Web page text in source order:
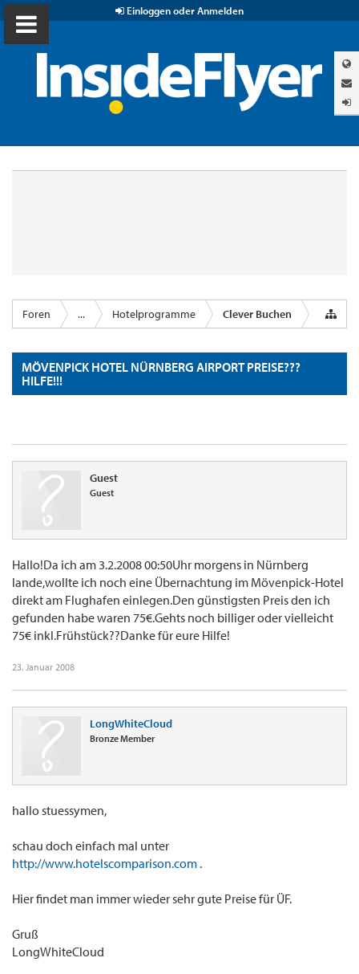
Einloggen oder Anmelden
Foren ... Hotelprogramme Clever Buchen
MÖVENPICK HOTEL NÜRNBERG AIRPORT PREISE???
HILFE!!!
Guest
Guest
Hallo!Da ich am 3.2.2008 00:50Uhr morgens in Nürnberg
lande,wollte ich noch eine Übernachtung im Mövenpick-Hotel
direkt am Flughafen einlegen.Den günstigsten Preis den ich
gefunden habe waren 75€.Gehts noch billiger oder vielleicht
75€ inkl.Frühstück??Danke für eure Hilfe!
23. Januar 2008
LongWhiteCloud
Bronze Member
hallo stuessymen,
schau doch einfach mal unter
http://www.hotelscomparison.com .
Hier findet man immer wieder sehr gute Preise für ÜF.
Gruß
LongWhiteCloud